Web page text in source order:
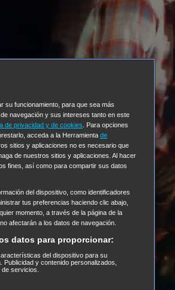
su funcionamiento, para que sea más
navegación y sus intereses tanto en este
de privacidad y de cookies . Para opciones
acceda a la Herramienta de
sitios y aplicaciones no es necesario que
de nuestros sitios y aplicaciones. Al hacer
fines, así como para compartir sus datos
del dispositivo, como identificadores
tus preferencias haciendo clic abajo,
momento, a través de la página de la
afectarán a los datos de navegación.
datos para proporcionar:
del dispositivo para su
y contenido personalizados,
servicios.